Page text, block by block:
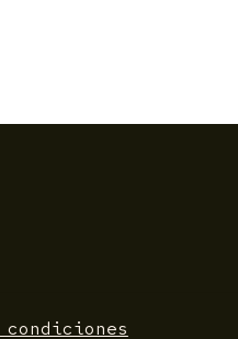
condiciones